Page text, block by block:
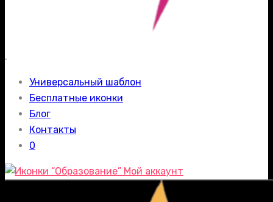
.
Универсальный шаблон
Бесплатные иконки
Блог
Контакты
0
Мой аккаунт